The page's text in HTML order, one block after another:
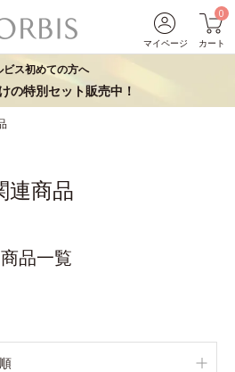
マイページ
0
カート
ビス初めての方へ
の特別セット販売中！
連商品
品一覧